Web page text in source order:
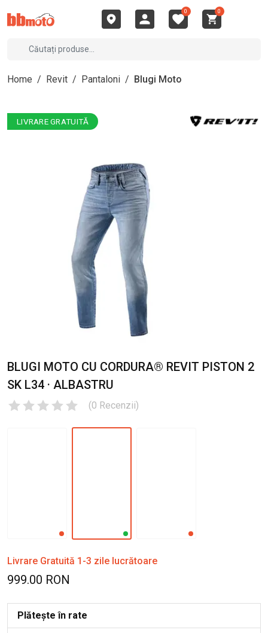
0 0
Home / Revit / Pantaloni / Blugi Moto
LIVRARE GRATUITĂ
BLUGI MOTO CU CORDURA® REVIT PISTON 2
SK L34 · ALBASTRU
(0 Recenzii)
Livrare Gratuită 1-3 zile lucrătoare
999.00 RON
Plătește în rate